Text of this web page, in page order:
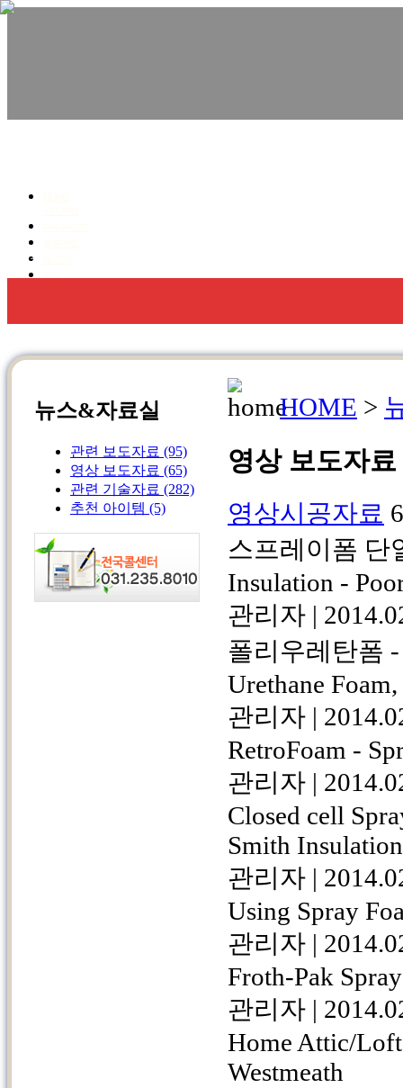
회사소개
뉴스&자료실
관련 보도자료 (95)
영상 보도자료 (65)
관련 기술자료 (282)
추천 아이템 (5)
HOME >
영상 보도자료
영상시공자료
스프레이폼 단
Insulation -
관리자 |
폴리우레탄폼 -
Urethane
관리자 |
RetroFoam -
관리자 |
Closed cell
Smith Insulation
관리자 |
Using Spray
관리자 |
Froth-Pak
관리자 |
Home Attic/
Westmeath